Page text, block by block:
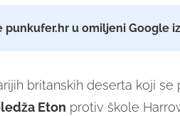
punkufer.hr u omiljeni Google
britanskih deserta koji se
Eton protiv škole